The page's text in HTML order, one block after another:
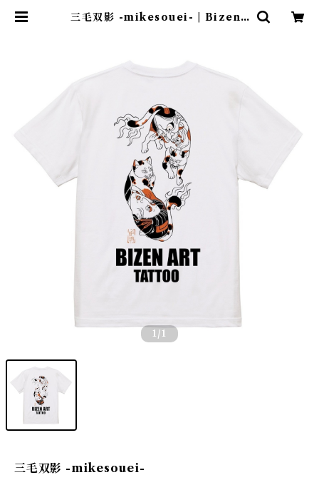
三毛双影 -mikesouei- | Bizena
1 /1
三毛双影 -mikesouei-